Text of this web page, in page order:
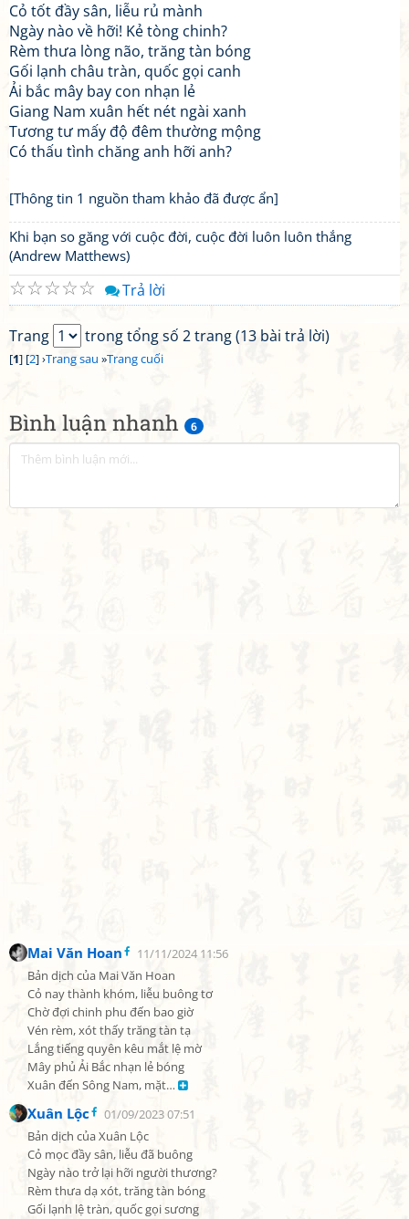
Bình luận nhanh 6
Mai Văn Hoan
11/11/2024 11:56
Bản dịch của Mai Văn Hoan
Cỏ nay thành khóm, liễu buông tơ
Chờ đợi chinh phu đến bao giờ
Vén rèm, xót thấy trăng tàn tạ
Lắng tiếng quyên kêu mắt lệ mờ
Mây phủ Ải Bắc nhạn lẻ bóng
Xuân đến Sông Nam, mặt…
Xuân Lộc
01/09/2023 07:51
Bản dịch của Xuân Lộc
Cỏ mọc đầy sân, liễu đã buông
Ngày nào trở lại hỡi người thương?
Rèm thưa dạ xót, trăng tàn bóng
Gối lạnh lệ tràn, quốc gọi sương
Cỏ tốt đầy sân, liễu rủ mành
Ngày nào về hỡi! Kẻ tòng chinh?
Rèm thưa lòng não, trăng tàn bóng
Gối lạnh châu tràn, quốc gọi canh
Ải bắc mây bay con nhạn lẻ
Giang Nam xuân hết nét ngài xanh
Tương tư mấy độ đêm thường mộng
Có thấu tình chăng anh hỡi anh?
[Thông tin 1 nguồn tham khảo đã được ẩn]
Khi bạn so găng với cuộc đời, cuộc đời luôn luôn thắng
(Andrew Matthews)
☆
☆
☆
☆
☆ Trả lời
Trang trong tổng số 2 trang (13 bài trả lời)
[1] [2] ›Trang sau »Trang cuối